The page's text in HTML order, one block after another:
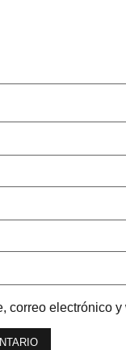
correo electrónico